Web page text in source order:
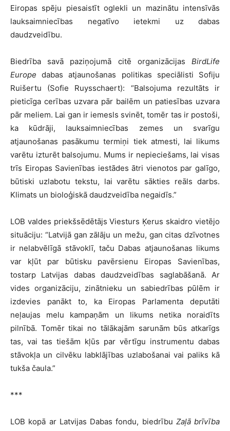
Eiropas spēju piesaistīt oglekli un mazinātu intensīvās
lauksaimniecības negatīvo ietekmi uz dabas
daudzveidību.
Biedrība savā paziņojumā citē organizācijas BirdLife
Europe dabas atjaunošanas politikas speciālisti Sofiju
Ruišertu (Sofie Ruysschaert): “Balsojuma rezultāts ir
pieticīga cerības uzvara pār bailēm un patiesības uzvara
pār meliem. Lai gan ir iemesls svinēt, tomēr tas ir postoši,
ka kūdrāji, lauksaimniecības zemes un svarīgu
atjaunošanas pasākumu termiņi tiek atmesti, lai likums
varētu izturēt balsojumu. Mums ir nepieciešams, lai visas
trīs Eiropas Savienības iestādes ātri vienotos par galīgo,
būtiski uzlabotu tekstu, lai varētu sākties reāls darbs.
Klimats un bioloģiskā daudzveidība negaidīs.”
LOB valdes priekšsēdētājs Viesturs Ķerus skaidro vietējo
situāciju: “Latvijā gan zālāju un mežu, gan citas dzīvotnes
ir nelabvēlīgā stāvoklī, taču Dabas atjaunošanas likums
var kļūt par būtisku pavērsienu Eiropas Savienības,
tostarp Latvijas dabas daudzveidības saglabāšanā. Ar
vides organizāciju, zinātnieku un sabiedrības pūlēm ir
izdevies panākt to, ka Eiropas Parlamenta deputāti
neļaujas melu kampaņām un likums netika noraidīts
pilnībā. Tomēr tikai no tālākajām sarunām būs atkarīgs
tas, vai tas tiešām kļūs par vērtīgu instrumentu dabas
stāvokļa un cilvēku labklājības uzlabošanai vai paliks kā
tukša čaula.”
***
LOB kopā ar Latvijas Dabas fondu, biedrību Zaļā brīvība